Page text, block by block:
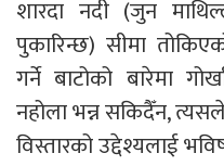
शारदा नदी (जुन
पुकारिन्छ) सीमा
गर्ने बाटोको बारेमा
नहोला भन्न सकिदैँन,
विस्तारको उद्देश्यलाई